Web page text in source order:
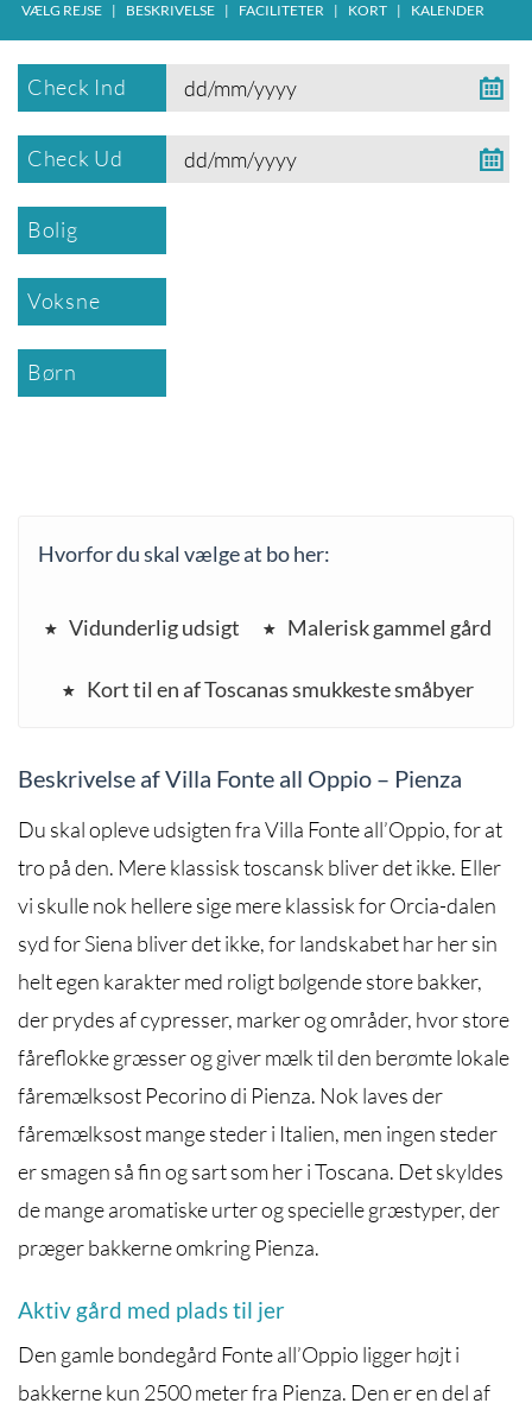
VÆLG REJSE | BESKRIVELSE | FACILITETER | KORT | KALENDER
Check Ind
Check Ud
Bolig
Voksne
Børn
Hvorfor du skal vælge at bo her:
Vidunderlig udsigt Malerisk gammel gård
Kort til en af Toscanas smukkeste småbyer
Beskrivelse af Villa Fonte all Oppio – Pienza
Du skal opleve udsigten fra Villa Fonte all’Oppio, for at
tro på den. Mere klassisk toscansk bliver det ikke. Eller
vi skulle nok hellere sige mere klassisk for Orcia-dalen
syd for Siena bliver det ikke, for landskabet har her sin
helt egen karakter med roligt bølgende store bakker,
der prydes af cypresser, marker og områder, hvor store
fåreflokke græsser og giver mælk til den berømte lokale
fåremælksost Pecorino di Pienza. Nok laves der
fåremælksost mange steder i Italien, men ingen steder
er smagen så fin og sart som her i Toscana. Det skyldes
de mange aromatiske urter og specielle græstyper, der
præger bakkerne omkring Pienza.
Aktiv gård med plads til jer
Den gamle bondegård Fonte all’Oppio ligger højt i
bakkerne kun 2500 meter fra Pienza. Den er en del af